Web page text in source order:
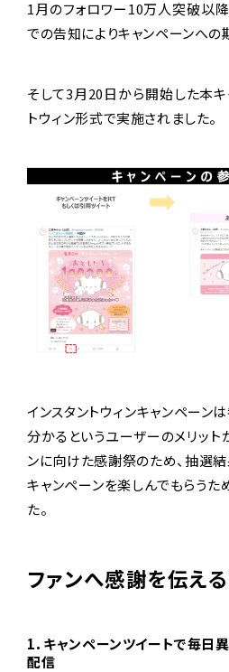
1月のフォロワー10万人突破以
での告知によりキャンペーンへの
そして3月20日から開始した本キ
トウィン形式で実施されました。
インスタントウィンキャンペーン
分かるというユーザーのメリット
ンに向けた感謝祭のため、抽選
キャンペーンを楽しんでもらう
た。
ファンへ感謝を伝え
1．キャンペーンツイートで毎日
配信